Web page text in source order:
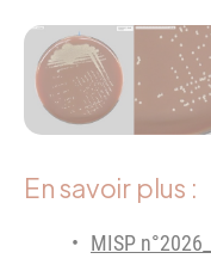
En savoir plus :
MISP